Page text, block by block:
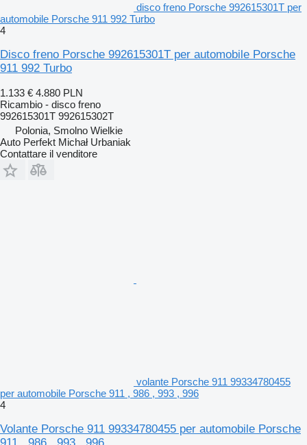
disco freno Porsche 992615301T per
automobile Porsche 911 992 Turbo
4
Disco freno Porsche 992615301T per automobile Porsche
911 992 Turbo
1.133 € 4.880 PLN
Ricambio - disco freno
992615301T 992615302T
Polonia, Smolno Wielkie
Auto Perfekt Michał Urbaniak
Contattare il venditore
volante Porsche 911 99334780455
per automobile Porsche 911 , 986 , 993 , 996
4
Volante Porsche 911 99334780455 per automobile Porsche